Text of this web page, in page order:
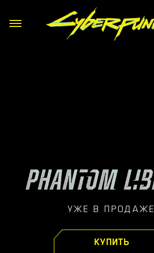
УЖЕ В ПРОДАЖЕ
КУПИТЬ